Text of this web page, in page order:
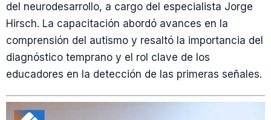
del neurodesarrollo, a cargo del especialista Jorge
Hirsch. La capacitación abordó avances en la
comprensión del autismo y resaltó la importancia del
diagnóstico temprano y el rol clave de los
educadores en la detección de las primeras señales.